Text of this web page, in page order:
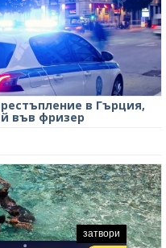
в Гърция,
във фризер
затвори